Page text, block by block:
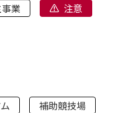
業
注意
補助競技場